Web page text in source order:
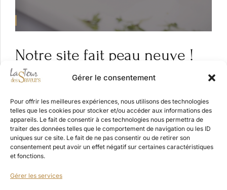
Gérer le consentement
Pour offrir les meilleures expériences, nous utilisons des technologies
telles que les cookies pour stocker et/ou accéder aux informations des
appareils. Le fait de consentir à ces technologies nous permettra de
traiter des données telles que le comportement de navigation ou les ID
uniques sur ce site. Le fait de ne pas consentir ou de retirer son
consentement peut avoir un effet négatif sur certaines caractéristiques
et fonctions.
Gérer les services
Notre site fait peau neuve !
mars 19, 2024
©2026La Tour des Saveurs. Tous droits réservés